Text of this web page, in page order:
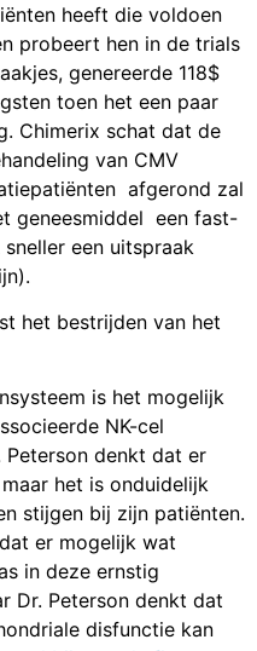
heeft die voldoen
probeert hen in de trials
genereerde 118$
toen het een paar
Chimerix schat dat de
van CMV
afgerond zal
geneesmiddel een fast-
een uitspraak
het bestrijden van het
is het mogelijk
NK-cel
denkt dat er
het is onduidelijk
stijgen bij zijn patiënten.
er mogelijk wat
in deze ernstig
Dr. Peterson denkt dat
disfunctie kan